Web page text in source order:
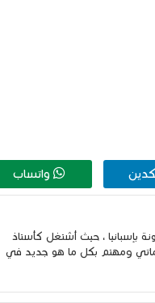
واتساب
، أعيش وأعمل في برشلونة بإسبانيا ، حيث أشتغل كأستاذ
ومهتم بكل ما هو جديد في